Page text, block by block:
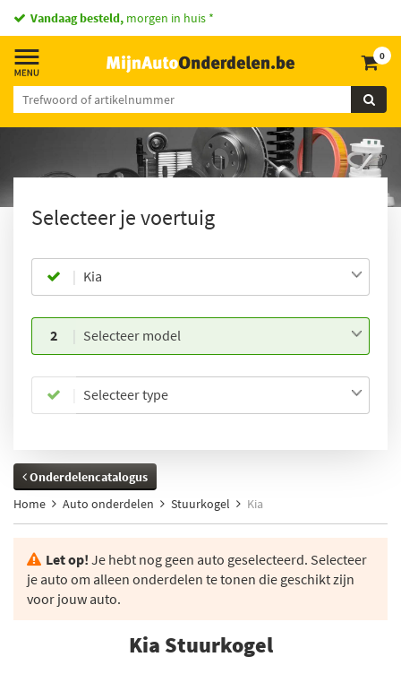
Vandaag besteld, morgen in huis *
0
Selecteer je voertuig
Kia
2 Selecteer model
Selecteer type
Onderdelencatalogus
Home
Auto onderdelen Stuurkogel Kia
Let op! Je hebt nog geen auto geselecteerd. Selecteer
je auto om alleen onderdelen te tonen die geschikt zijn
voor jouw auto.
Kia Stuurkogel